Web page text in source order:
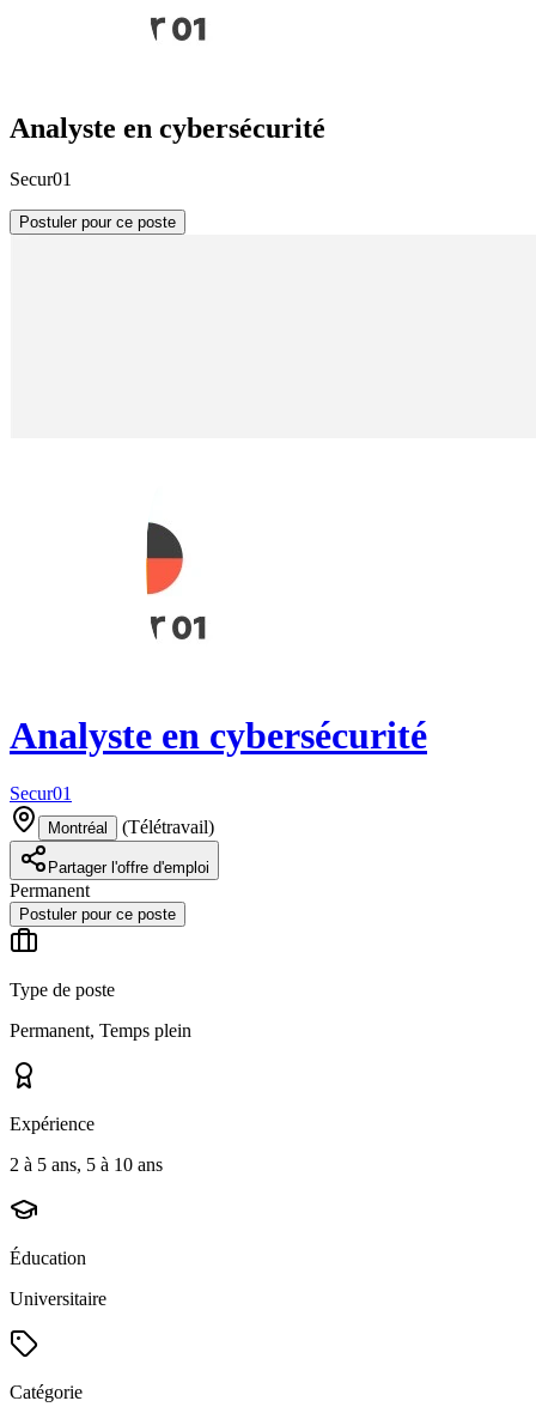
Analyste en cybersécurité
Secur01
Postuler pour ce poste
Analyste en cybersécurité
Secur01
Montréal (Télétravail)
Partager l'offre d'emploi
Permanent
Postuler pour ce poste
Type de poste
Permanent, Temps plein
Expérience
2 à 5 ans, 5 à 10 ans
Éducation
Universitaire
Catégorie